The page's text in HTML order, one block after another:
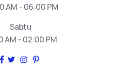
AM - 06:00 PM
Sabtu
AM - 02:00 PM